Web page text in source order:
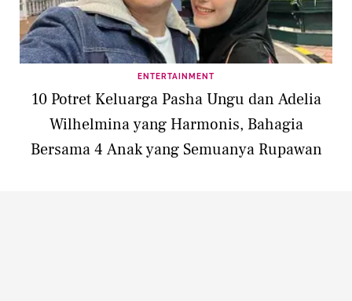
ENTERTAINMENT
10 Potret Keluarga Pasha Ungu dan Adelia
Wilhelmina yang Harmonis, Bahagia
Bersama 4 Anak yang Semuanya Rupawan